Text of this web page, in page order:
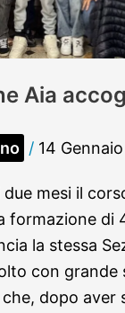
Aia
/ 14
mesi il
formazione di
la stessa
con grande
dopo